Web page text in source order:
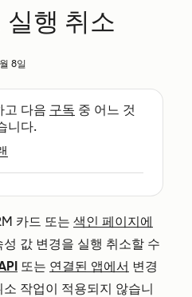
실행 취소
8일
고 다음 구독 중 어느 것
니다.
카드 또는 색인 페이지에
값 변경을 실행 취소할 수
또는 연결된 앱에서 변경
작업이 적용되지 않습니